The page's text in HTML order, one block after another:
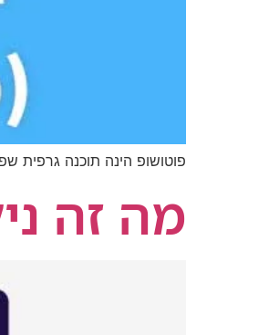
פוטושופ הינה תוכנה גרפית שפותחה
מה זה